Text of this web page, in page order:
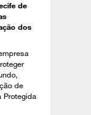
de
dos
de
Protegida